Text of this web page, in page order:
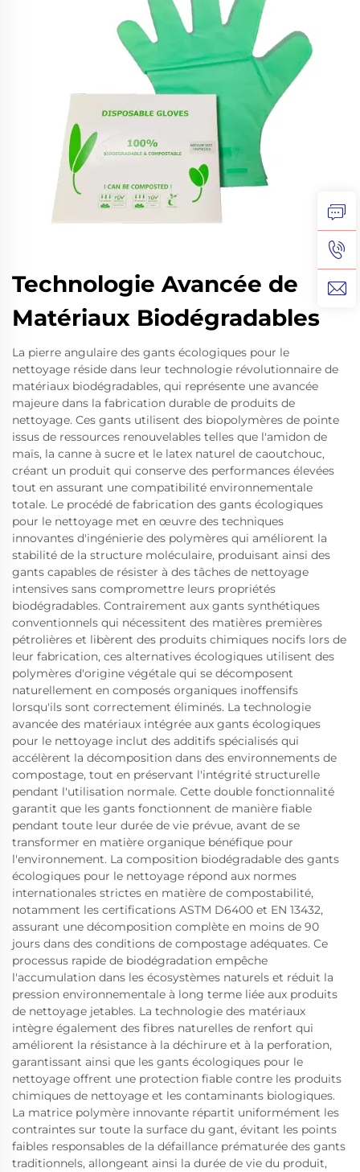
Technologie Avancée de
Matériaux Biodégradables
La pierre angulaire des gants écologiques pour le
nettoyage réside dans leur technologie révolutionnaire de
matériaux biodégradables, qui représente une avancée
majeure dans la fabrication durable de produits de
nettoyage. Ces gants utilisent des biopolymères de pointe
issus de ressources renouvelables telles que l'amidon de
maïs, la canne à sucre et le latex naturel de caoutchouc,
créant un produit qui conserve des performances élevées
tout en assurant une compatibilité environnementale
totale. Le procédé de fabrication des gants écologiques
pour le nettoyage met en œuvre des techniques
innovantes d'ingénierie des polymères qui améliorent la
stabilité de la structure moléculaire, produisant ainsi des
gants capables de résister à des tâches de nettoyage
intensives sans compromettre leurs propriétés
biodégradables. Contrairement aux gants synthétiques
conventionnels qui nécessitent des matières premières
pétrolières et libèrent des produits chimiques nocifs lors de
leur fabrication, ces alternatives écologiques utilisent des
polymères d'origine végétale qui se décomposent
naturellement en composés organiques inoffensifs
lorsqu'ils sont correctement éliminés. La technologie
avancée des matériaux intégrée aux gants écologiques
pour le nettoyage inclut des additifs spécialisés qui
accélèrent la décomposition dans des environnements de
compostage, tout en préservant l'intégrité structurelle
pendant l'utilisation normale. Cette double fonctionnalité
garantit que les gants fonctionnent de manière fiable
pendant toute leur durée de vie prévue, avant de se
transformer en matière organique bénéfique pour
l'environnement. La composition biodégradable des gants
écologiques pour le nettoyage répond aux normes
internationales strictes en matière de compostabilité,
notamment les certifications ASTM D6400 et EN 13432,
assurant une décomposition complète en moins de 90
jours dans des conditions de compostage adéquates. Ce
processus rapide de biodégradation empêche
l'accumulation dans les écosystèmes naturels et réduit la
pression environnementale à long terme liée aux produits
de nettoyage jetables. La technologie des matériaux
intègre également des fibres naturelles de renfort qui
améliorent la résistance à la déchirure et à la perforation,
garantissant ainsi que les gants écologiques pour le
nettoyage offrent une protection fiable contre les produits
chimiques de nettoyage et les contaminants biologiques.
La matrice polymère innovante répartit uniformément les
contraintes sur toute la surface du gant, évitant les points
faibles responsables de la défaillance prématurée des gants
traditionnels, allongeant ainsi la durée de vie du produit,